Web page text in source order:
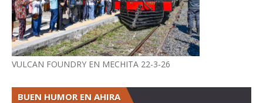
VULCAN FOUNDRY EN MECHITA 22-3-26
BUEN HUMOR EN AHIRA